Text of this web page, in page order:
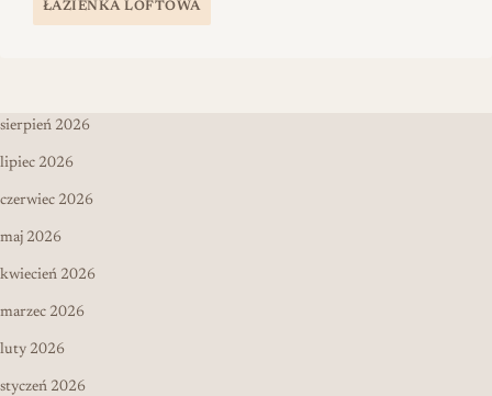
ŁAZIENKA LOFTOWA
sierpień 2026
lipiec 2026
czerwiec 2026
maj 2026
kwiecień 2026
marzec 2026
luty 2026
styczeń 2026